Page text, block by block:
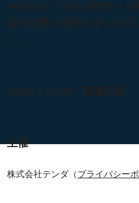
ver2016・2019のサポー
段の比較と移行をきっかけ
～
10:45～11:00 質疑応答
主催
株式会社テンダ（プライバシー